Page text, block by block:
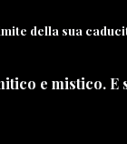
della sua
e mistico. E